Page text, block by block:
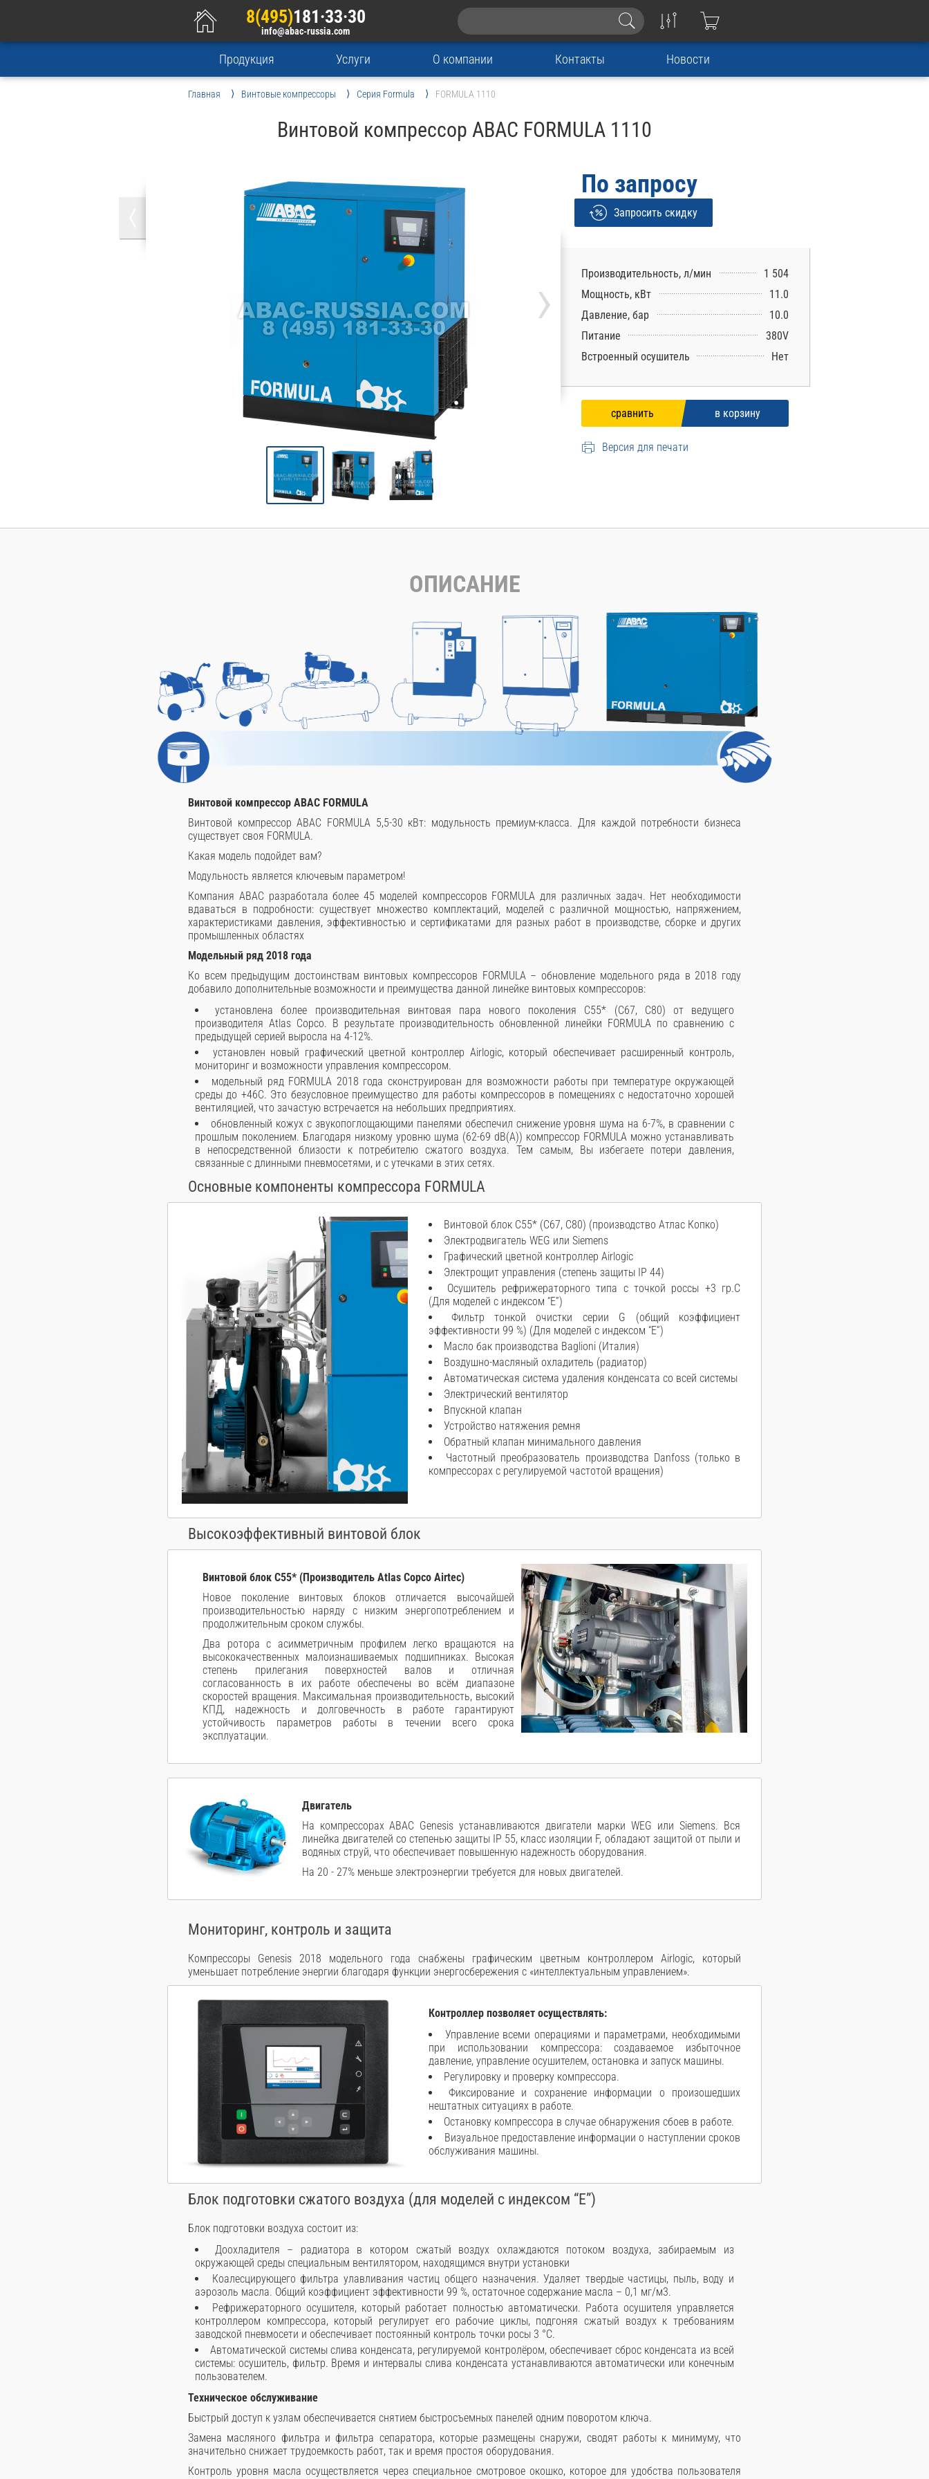
8(495)181·33·30
info@abac-russia.com
Продукция Услуги О компании Контакты Новости
Главная Винтовые компрессоры Серия Formula FORMULA 1110
Винтовой компрессор ABAC FORMULA 1110
›
По запросу
Запросить скидку
Производительность, л/мин
1 504
Мощность, кВт
11.0
Давление, бар
10.0
Питание
380V
Встроенный осушитель
Нет
Версия для печати
ОПИСАНИЕ
Винтовой компрессор ABAC FORMULA
Винтовой компрессор ABAC FORMULA 5,5-30 кВт: модульность премиум-класса. Для каждой потребности бизнеса
существует своя FORMULA.
Какая модель подойдет вам?
Модульность является ключевым параметром!
Компания ABAC разработала более 45 моделей компрессоров FORMULA для различных задач. Нет необходимости
вдаваться в подробности: существует множество комплектаций, моделей с различной мощностью, напряжением,
характеристиками давления, эффективностью и сертификатами для разных работ в производстве, сборке и других
промышленных областях
Модельный ряд 2018 года
Ко всем предыдущим достоинствам винтовых компрессоров FORMULA – обновление модельного ряда в 2018 году
добавило дополнительные возможности и преимущества данной линейке винтовых компрессоров:
установлена более производительная винтовая пара нового поколения C55* (C67, C80) от ведущего
производителя Atlas Copco. В результате производительность обновленной линейки FORMULA по сравнению с
предыдущей серией выросла на 4-12%.
установлен новый графический цветной контроллер Airlogic, который обеспечивает расширенный контроль,
мониторинг и возможности управления компрессором.
модельный ряд FORMULA 2018 года сконструирован для возможности работы при температуре окружающей
среды до +46С. Это безусловное преимущество для работы компрессоров в помещениях с недостаточно хорошей
вентиляцией, что зачастую встречается на небольших предприятиях.
обновленный кожух с звукопоглощающими панелями обеспечил снижение уровня шума на 6-7%, в сравнении с
прошлым поколением. Благодаря низкому уровню шума (62-69 dB(A)) компрессор FORMULA можно устанавливать
в непосредственной близости к потребителю сжатого воздуха. Тем самым, Вы избегаете потери давления,
связанные с длинными пневмосетями, и с утечками в этих сетях.
Основные компоненты компрессора FORMULA
Винтовой блок С55* (C67, C80) (производство Атлас Копко)
Электродвигатель WEG или Siemens
Графический цветной контроллер Airlogic
Электрощит управления (степень защиты IP 44)
Осушитель рефрижераторного типа с точкой россы +3 гр.С
(Для моделей с индексом “E”)
Фильтр тонкой очистки серии G (общий коэффициент
эффективности 99 %) (Для моделей с индексом “E”)
Масло бак производства Baglioni (Италия)
Воздушно-масляный охладитель (радиатор)
Автоматическая система удаления конденсата со всей системы
Электрический вентилятор
Впускной клапан
Устройство натяжения ремня
Обратный клапан минимального давления
Частотный преобразователь производства Danfoss (только в
компрессорах с регулируемой частотой вращения)
Высокоэффективный винтовой блок
Винтовой блок С55* (Производитель Atlas Copco Airtec)
Новое поколение винтовых блоков отличается высочайшей
производительностью наряду с низким энергопотреблением и
продолжительным сроком службы.
Два ротора с асимметричным профилем легко вращаются на
высококачественных малоизнашиваемых подшипниках. Высокая
степень прилегания поверхностей валов и отличная
согласованность в их работе обеспечены во всём диапазоне
скоростей вращения. Максимальная производительность, высокий
КПД, надежность и долговечность в работе гарантируют
устойчивость параметров работы в течении всего срока
эксплуатации.
Двигатель
На компрессорах ABAC Genesis устанавливаются двигатели марки WEG или Siemens. Вся
линейка двигателей со степенью защиты IP 55, класс изоляции F, обладают защитой от пыли и
водяных струй, что обеспечивает повышенную надежность оборудования.
На 20 - 27% меньше электроэнергии требуется для новых двигателей.
Мониторинг, контроль и защита
Компрессоры Genesis 2018 модельного года снабжены графическим цветным контроллером Airlogic, который
уменьшает потребление энергии благодаря функции энергосбережения с «интеллектуальным управлением».
Контроллер позволяет осуществлять:
Управление всеми операциями и параметрами, необходимыми
при использовании компрессора: создаваемое избыточное
давление, управление осушителем, остановка и запуск машины.
Регулировку и проверку компрессора.
Фиксирование и сохранение информации о произошедших
нештатных ситуациях в работе.
Остановку компрессора в случае обнаружения сбоев в работе.
Визуальное предоставление информации о наступлении сроков
обслуживания машины.
Блок подготовки сжатого воздуха (для моделей с индексом “E”)
Блок подготовки воздуха состоит из:
Доохладителя – радиатора в котором сжатый воздух охлаждаются потоком воздуха, забираемым из
окружающей среды специальным вентилятором, находящимся внутри установки
Коалесцирующего фильтра улавливания частиц общего назначения. Удаляет твердые частицы, пыль, воду и
аэрозоль масла. Общий коэффициент эффективности 99 %, остаточное содержание масла – 0,1 мг/м3.
Рефрижераторного осушителя, который работает полностью автоматически. Работа осушителя управляется
контроллером компрессора, который регулирует его рабочие циклы, подгоняя сжатый воздух к требованиям
заводской пневмосети и обеспечивает постоянный контроль точки росы 3 °C.
Автоматической системы слива конденсата, регулируемой контролёром, обеспечивает сброс конденсата из всей
системы: осушитель, фильтр. Время и интервалы слива конденсата устанавливаются автоматически или конечным
пользователем.
Техническое обслуживание
Быстрый доступ к узлам обеспечивается снятием быстросъемных панелей одним поворотом ключа.
Замена масляного фильтра и фильтра сепаратора, которые размещены снаружи, сводят работы к минимуму, что
значительно снижает трудоемкость работ, так и время простоя оборудования.
Контроль уровня масла осуществляется через специальное смотровое окошко, которое для удобства пользователя